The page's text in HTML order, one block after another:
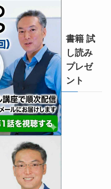
書籍 試
し読み
プレゼ
ント